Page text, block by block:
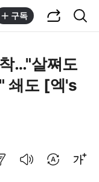
구독
…"살쪄도
쇄도 [엑's